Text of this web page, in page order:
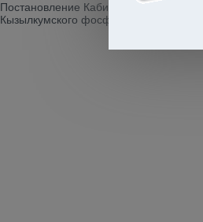
Постановление Кабинета Министров
Кызылкумского фосфоритного